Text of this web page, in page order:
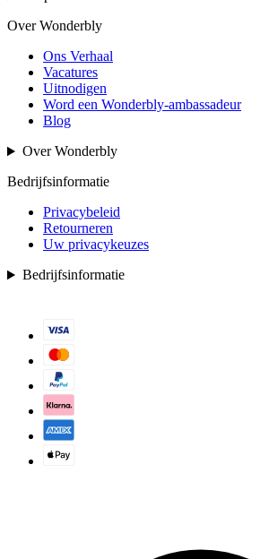
Over Wonderbly
Ons Verhaal
Vacatures
Uitnodigen
Word een Wonderbly-ambassadeur
Blog
Over Wonderbly
Bedrijfsinformatie
Privacybeleid
Retourneren
Uw privacykeuzes
Bedrijfsinformatie